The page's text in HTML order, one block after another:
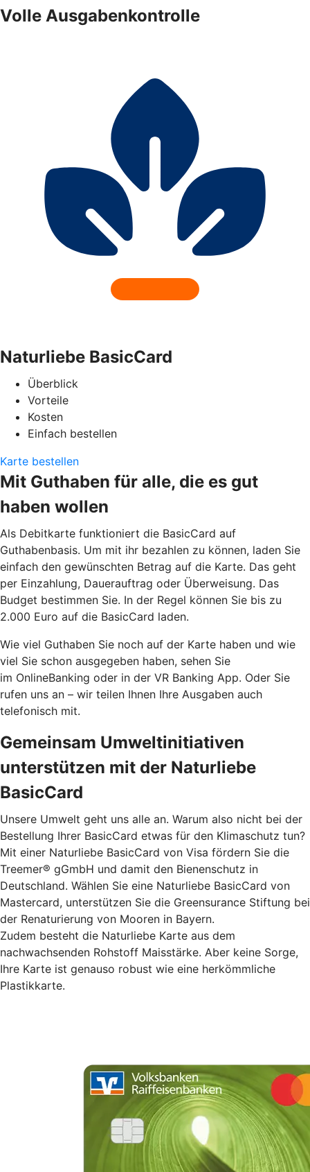
Volle Ausgabenkontrolle
Naturliebe BasicCard
Überblick
Vorteile
Kosten
Einfach bestellen
Karte bestellen
Mit Guthaben für alle, die es gut
haben wollen
Als Debitkarte funktioniert die BasicCard auf
Guthabenbasis. Um mit ihr bezahlen zu können, laden Sie
einfach den gewünschten Betrag auf die Karte. Das geht
per Einzahlung, Dauerauftrag oder Überweisung. Das
Budget bestimmen Sie. In der Regel können Sie bis zu
2.000 Euro auf die BasicCard laden.
Wie viel Guthaben Sie noch auf der Karte haben und wie
viel Sie schon ausgegeben haben, sehen Sie
im OnlineBanking oder in der VR Banking App. Oder Sie
rufen uns an – wir teilen Ihnen Ihre Ausgaben auch
telefonisch mit.
Gemeinsam Umweltinitiativen
unterstützen mit der Naturliebe
BasicCard
Unsere Umwelt geht uns alle an. Warum also nicht bei der
Bestellung Ihrer BasicCard etwas für den Klimaschutz tun?
Mit einer Naturliebe BasicCard von Visa fördern Sie die
Treemer® gGmbH und damit den Bienenschutz in
Deutschland. Wählen Sie eine Naturliebe BasicCard von
Mastercard, unterstützen Sie die Greensurance Stiftung bei
der Renaturierung von Mooren in Bayern.
Zudem besteht die Naturliebe Karte aus dem
nachwachsenden Rohstoff Maisstärke. Aber keine Sorge,
Ihre Karte ist genauso robust wie eine herkömmliche
Plastikkarte.